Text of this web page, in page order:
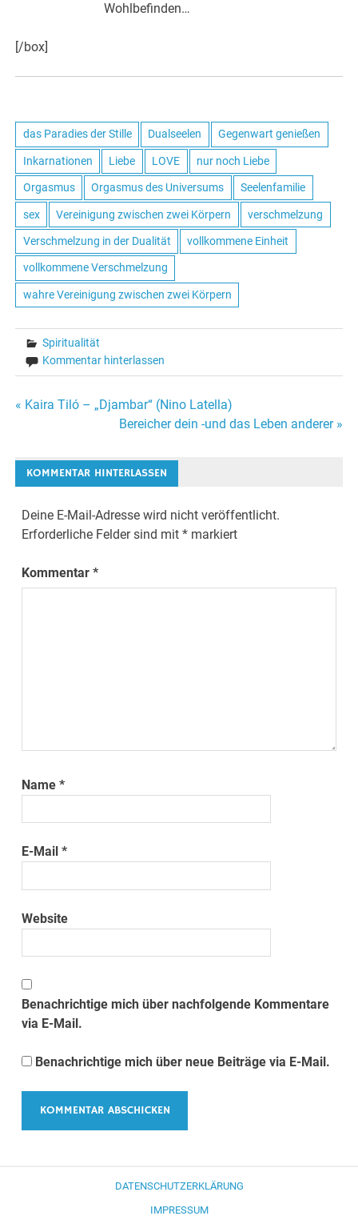
Wohlbefinden…
[/box]
das Paradies der Stille Dualseelen Gegenwart genießen
Inkarnationen Liebe LOVE nur noch Liebe
Orgasmus Orgasmus des Universums Seelenfamilie
sex Vereinigung zwischen zwei Körpern verschmelzung
Verschmelzung in der Dualität vollkommene Einheit
vollkommene Verschmelzung
wahre Vereinigung zwischen zwei Körpern
Spiritualität
Kommentar hinterlassen
Navigation
« Kaira Tiló – „Djambar“ (Nino Latella)
Bereicher dein -und das Leben anderer »
KOMMENTAR HINTERLASSEN
Deine E-Mail-Adresse wird nicht veröffentlicht.
Erforderliche Felder sind mit* markiert
Kommentar*
Name*
E-Mail*
Website
Benachrichtige mich über nachfolgende Kommentare
via E-Mail.
Benachrichtige mich über neue Beiträge via E-Mail.
DATENSCHUTZERKLÄRUNG
IMPRESSUM